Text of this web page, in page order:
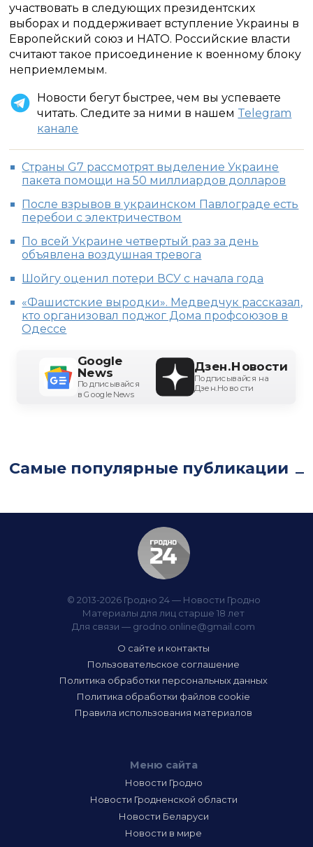
участвовать в следующих президентских
выборах и поддерживает вступление Украины в
Европейский союз и НАТО. Российские власти
считают такое присоединение к военному блоку
неприемлемым.
Новости бегут быстрее, чем вы успеваете
читать. Следите за ними в нашем Telegram
канале
Страны G7 рассмотрят выделение Украине
пакета помощи на 50 миллиардов долларов
После взрывов в украинском Павлограде есть
перебои с электричеством
По всей Украине четвертый раз за день
объявлена воздушная тревога
Шойгу оценил потери ВСУ с начала года
«Фашистские выродки». Медведчук рассказал,
кто организовал поджог Дома профсоюзов в
Одессе
Google
News
Подписывайся
в Google News
Дзен.Новости
Подписывайся на
Дзен.Новости
Самые популярные публикации
© 2013-2026 Гродно 24 — Новости Гродно
Материалы для лиц старше 18 лет
Для связи — grodno.online@gmail.com
О сайте и контакты
Пользовательское соглашение
Политика обработки персональных данных
Политика обработки файлов cookie
Правила использования материалов
Меню сайта
Новости Гродно
Новости Гродненской области
Новости Беларуси
Новости в мире